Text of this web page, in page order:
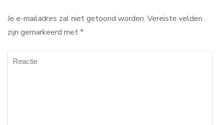
Je e-mailadres zal niet getoond worden. Vereiste velden
zijn gemarkeerd met*
Reactie